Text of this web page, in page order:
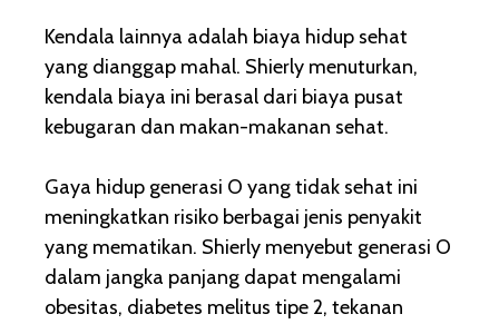
Kendala lainnya adalah biaya hidup sehat
yang dianggap mahal. Shierly menuturkan,
kendala biaya ini berasal dari biaya pusat
kebugaran dan makan-makanan sehat.
Gaya hidup generasi O yang tidak sehat ini
meningkatkan risiko berbagai jenis penyakit
yang mematikan. Shierly menyebut generasi O
dalam jangka panjang dapat mengalami
obesitas, diabetes melitus tipe 2, tekanan